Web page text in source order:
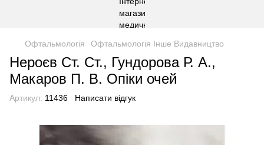
Офтальмологія Офтальмологія Інше Видавництво
Нероєв Ст. Ст., Гундорова Р. А.,
Макаров П. В. Опіки очей
Артикул: 11436 Написати відгук